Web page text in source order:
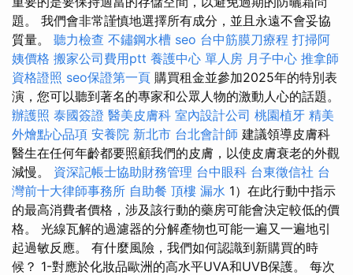
題。 我們會非常謹慎地選擇所有成分，並且永遠不會妥協
質量。 聽力檢查 不鏽鋼水槽 seo 台中筋膜刀療程 打掃阿
姨價格 搬家公司費用ptt 養護中心 單人房 月子中心 推拿師
資格證照 seo保證第一頁 購買租金並參加2025年的特別表
演，您可以聽到著名的專家和公眾人物的激動人心的話題。
辦護照 泰國簽證 醫美皮膚科 室內設計公司 桃園植牙 精美
外燴點心品項 安養院 新北市 台北會計師 建議領導皮膚科
醫生在任何年齡都要照顧我們的皮膚，以使皮膚衰老的外觀
減慢。 資深記帳士協助財務管理 台中眼科 台東徵信社 台
灣前十大律師事務所 自助餐 頂樓 漏水 1）在此行動中指示
的最高消費者價格，涉及該行動的藥房可能會決定較低的價
格。 光線瓦解的過濾器的分解產物也可能一遍又一遍地引
起過敏反應。 有什麼風險，我們如何認識到新購買的時
候？ 1-對應於化妝品歐洲的高水平UVA和UVB保護。 每次